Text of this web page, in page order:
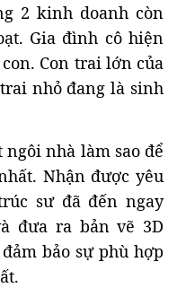
2 kinh doanh còn
Gia đình cô hiện
Con trai lớn của
nhỏ đang là sinh
nhà làm sao để
Nhận được yêu
sư đã đến ngay
đưa ra bản vẽ 3D
bảo sự phù hợp